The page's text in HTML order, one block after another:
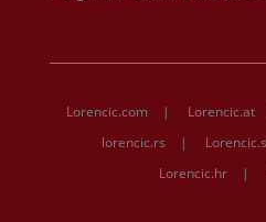
Lorencic.com | Lorencic.at
lorencic.rs
|
Lorencic.hr
|